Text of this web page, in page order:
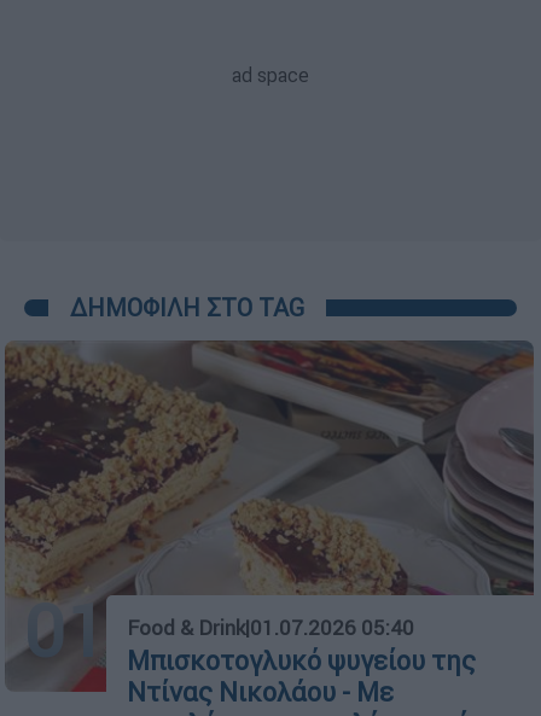
ΔΗΜΟΦΙΛΗ ΣΤΟ TAG
01 Food & Drink|01.07.2026 05:40
Μπισκοτογλυκό ψυγείου της
Ντίνας Νικολάου - Με